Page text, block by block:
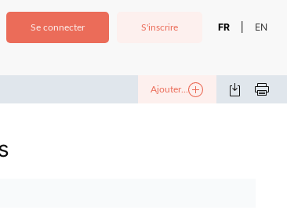
Se connecter S'inscrire FR EN
Ajouter...